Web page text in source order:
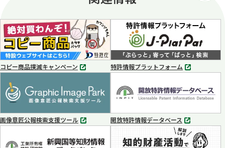
コピー商品撲滅キャンペーン
別
で
開
く
特許情報プラットフォーム
別
ブ
で
く
画像意匠公報検索支援ツール
別
ブ
開放特許情報データベース
別
タ
ブ